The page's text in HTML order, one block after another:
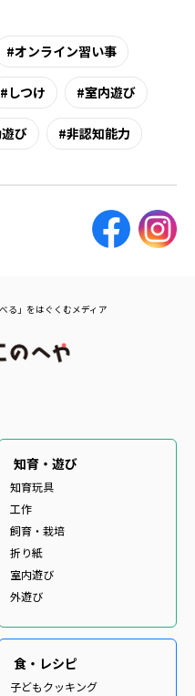
オンライン習い事
しつけ 室内遊び
び 非認知能力
る」をはぐくむメディア
知育・遊び
知育玩具
工作
飼育・栽培
折り紙
室内遊び
外遊び
食・レシピ
子どもクッキング